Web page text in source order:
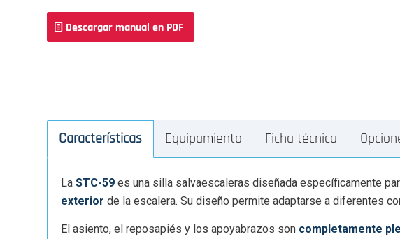
Descargar manual en PDF
Características Equipamiento Ficha técnica
La STC-59 es una silla salvaescaleras diseñada específicamente
exterior de la escalera. Su diseño permite adaptarse a diferentes
El asiento, el reposapiés y los apoyabrazos son completamente